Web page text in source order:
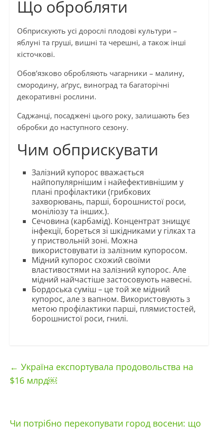
Що обробляти
Обприскують усі дорослі плодові культури –
яблуні та груші, вишні та черешні, а також інші
кісточкові.
Обов’язково обробляють чагарники – малину,
смородину, аґрус, виноград та багаторічні
декоративні рослини.
Саджанці, посаджені цього року, залишають без
обробки до наступного сезону.
Чим обприскувати
Залізний купорос вважається
найпопулярнішим і найефективнішим у
плані профілактики (грибкових
захворювань, парші, борошнистої роси,
моніліозу та інших.).
Сечовина (карбамід). Концентрат знищує
інфекції, бореться зі шкідниками у гілках та
у приствольній зоні. Можна
використовувати із залізним купоросом.
Мідний купорос схожий своїми
властивостями на залізний купорос. Але
мідний найчастіше застосовують навесні.
Бордоська суміш – це той же мідний
купорос, але з вапном. Використовують з
метою профілактики парші, плямистостей,
борошнистої роси, гнилі.
← Україна експортувала продовольства на
$16 млрд￼
Чи потрібно перекопувати город восени: що